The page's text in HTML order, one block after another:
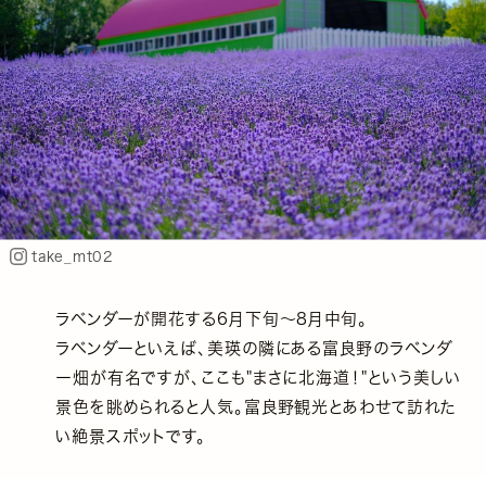
take_mt02
ラベンダーが開花する6月下旬～8月中旬。
ラベンダーといえば、美瑛の隣にある富良野のラベンダ
ー畑が有名ですが、ここも"まさに北海道！"という美しい
景色を眺められると人気。富良野観光とあわせて訪れた
い絶景スポットです。